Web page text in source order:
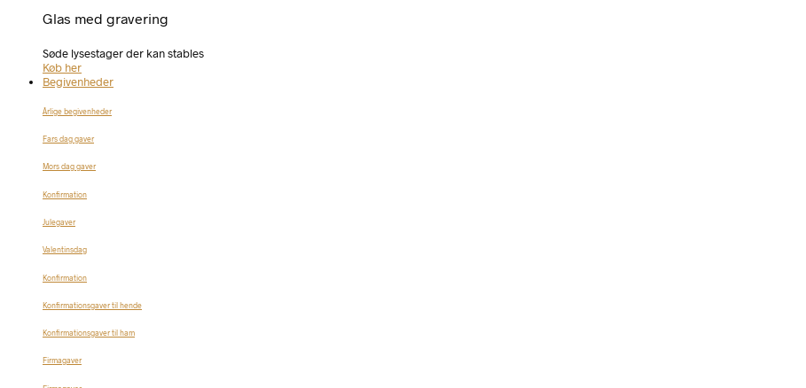
Glas med gravering
Søde lysestager der kan stables
Køb her
Begivenheder
Årlige begivenheder
Fars dag gaver
Mors dag gaver
Konfirmation
Julegaver
Valentinsdag
Konfirmation
Konfirmationsgaver til hende
Konfirmationsgaver til ham
Firmagaver